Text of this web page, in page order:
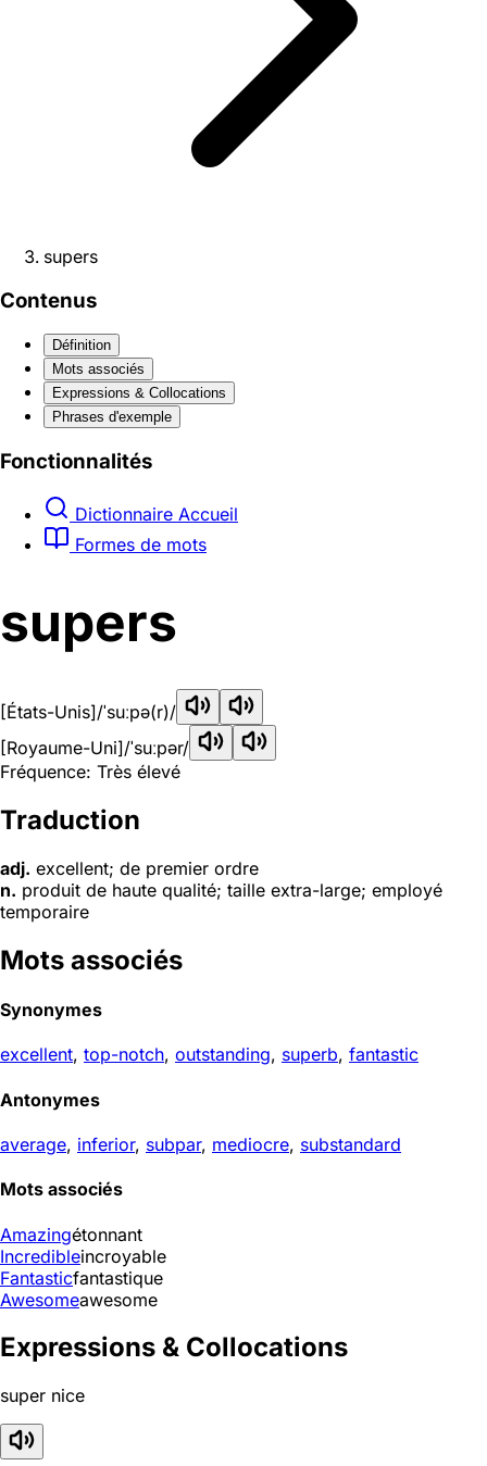
supers
Contenus
Définition
Mots associés
Expressions & Collocations
Phrases d'exemple
Fonctionnalités
Dictionnaire Accueil
Formes de mots
supers
[États-Unis]/ˈsuːpə(r)/
[Royaume-Uni]/ˈsuːpər/
Fréquence: Très élevé
Traduction
adj. excellent; de premier ordre
n. produit de haute qualité; taille extra-large; employé
temporaire
Mots associés
Synonymes
excellent, top-notch, outstanding, superb, fantastic
Antonymes
average, inferior, subpar, mediocre, substandard
Mots associés
Amazingétonnant
Incredibleincroyable
Fantasticfantastique
Awesomeawesome
Expressions & Collocations
super nice